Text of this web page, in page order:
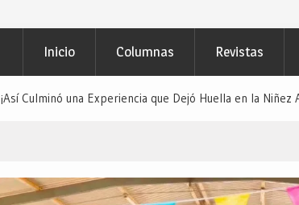
Inicio Columnas Revistas
¡Así Culminó una Experiencia que Dejó Huella en la